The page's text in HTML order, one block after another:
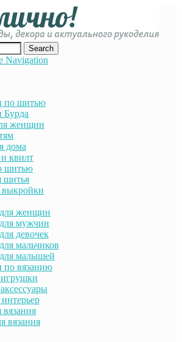
и моде, вязании, шитье и других видах
Navigation
по шитью
женщин
дома
квилт
шитью
шитья
женщин
мужчин
девочек
мальчиков
малышей
вязанию
вязания